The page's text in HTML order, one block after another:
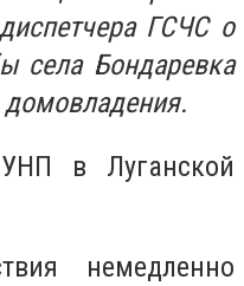
ГСЧС о
села Бондаревка
в Луганской
немедленно